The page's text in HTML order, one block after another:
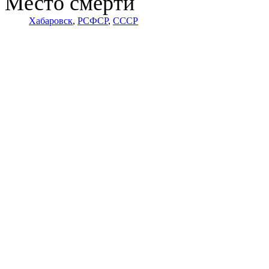
Хабаровск, РСФСР, СССР